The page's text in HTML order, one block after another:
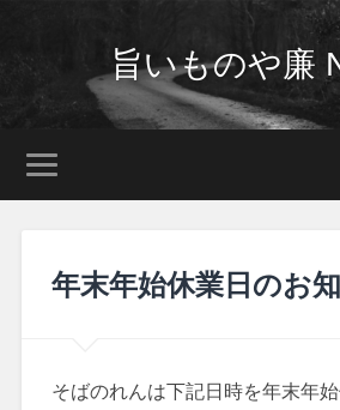
旨いものや廉
年末年始休業日のお
そばのれんは下記日時を年末年